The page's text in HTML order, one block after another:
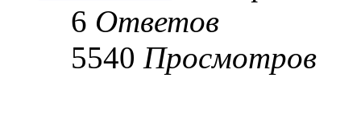
6 Ответов
5540 Просмотров